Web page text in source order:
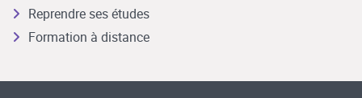
Reprendre ses études
Formation à distance